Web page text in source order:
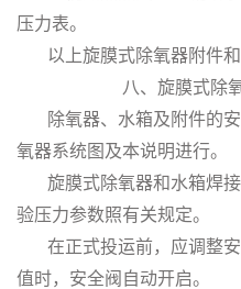
压力表。
以上旋膜式除氧器附件和
八、旋膜式除氧器安
除氧器、水箱及附件的安
氧器系统图及本说明进行。
旋膜式除氧器和水箱焊接
验压力参数照有关规定。
在正式投运前，应调整安
值时，安全阀自动开启。